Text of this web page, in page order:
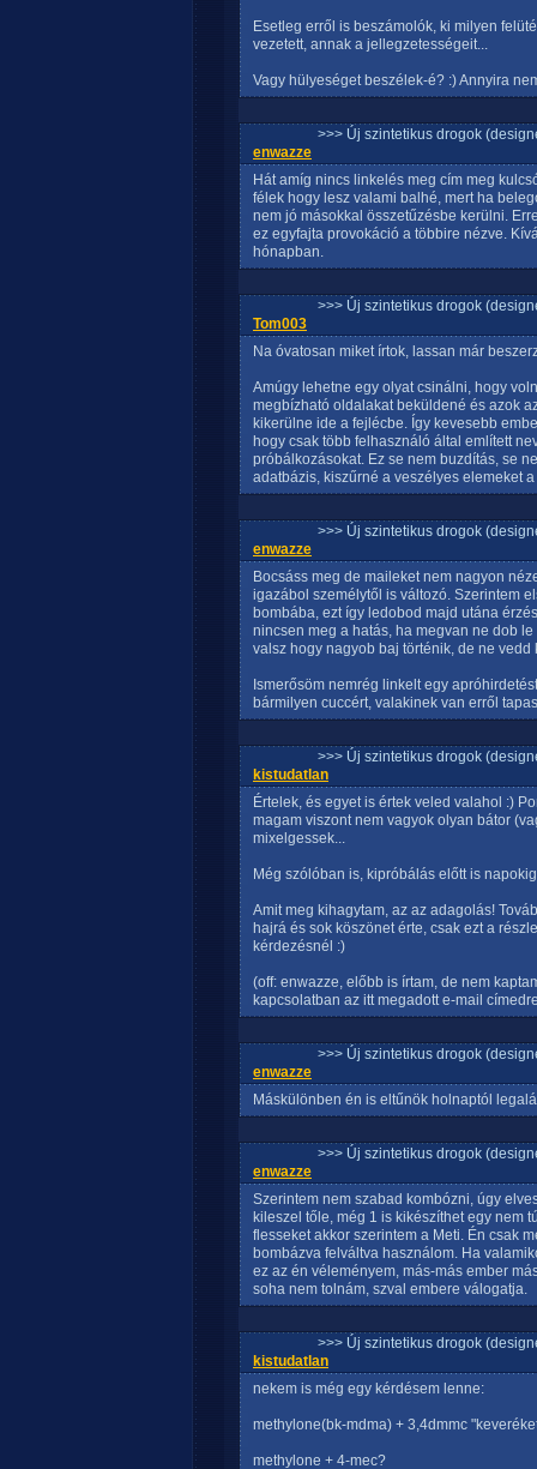
Esetleg erről is beszámolók, ki milyen
vezetett, annak a jellegzetességeit...
Vagy hülyeséget beszélek-é? :) Annyira
>>> Új szintetikus drogok
enwazze
Hát amíg nincs linkelés meg cím meg
félek hogy lesz valami balhé, mert ha
nem jó másokkal összetűzésbe kerülni.
ez egyfajta provokáció a többire nézve.
hónapban.
>>> Új szintetikus drogok
Tom003
Na óvatosan miket írtok, lassan már
Amúgy lehetne egy olyat csinálni, hogy
megbízható oldalakat beküldené és azok
kikerülne ide a fejlécbe. Így kevesebb
hogy csak több felhasználó által említett
próbálkozásokat. Ez se nem buzdítás, se
adatbázis, kiszűrné a veszélyes elemeket
>>> Új szintetikus drogok
enwazze
Bocsáss meg de maileket nem nagyon
igazábol személytől is változó. Szerintem
bombába, ezt így ledobod majd utána
nincsen meg a hatás, ha megvan ne dob
valsz hogy nagyob baj történik, de ne vedd
Ismerősöm nemrég linkelt egy
bármilyen cuccért, valakinek van erről
>>> Új szintetikus drogok
kistudatlan
Értelek, és egyet is értek veled valahol :)
magam viszont nem vagyok olyan bátor
mixelgessek...
Még szólóban is, kipróbálás előtt is
Amit meg kihagytam, az az adagolás!
hajrá és sok köszönet érte, csak ezt a
kérdezésnél :)
(off: enwazze, előbb is írtam, de nem
kapcsolatban az itt megadott e-mail
>>> Új szintetikus drogok
enwazze
Máskülönben én is eltűnök holnaptól
>>> Új szintetikus drogok
enwazze
Szerintem nem szabad kombózni, úgy
kileszel tőle, még 1 is kikészíthet egy nem
flesseket akkor szerintem a Meti. Én csak
bombázva felváltva használom. Ha
ez az én véleményem, más-más ember
soha nem tolnám, szval embere válogatja.
>>> Új szintetikus drogok
kistudatlan
nekem is még egy kérdésem lenne:
methylone(bk-mdma) + 3,4dmmc
methylone + 4-mec?